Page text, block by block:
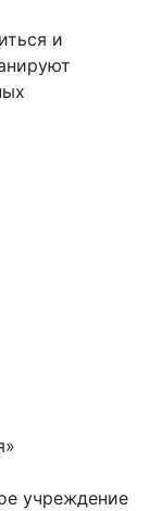
и
учреждение